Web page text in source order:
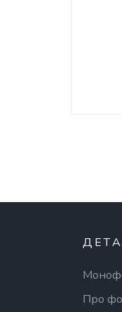
Про